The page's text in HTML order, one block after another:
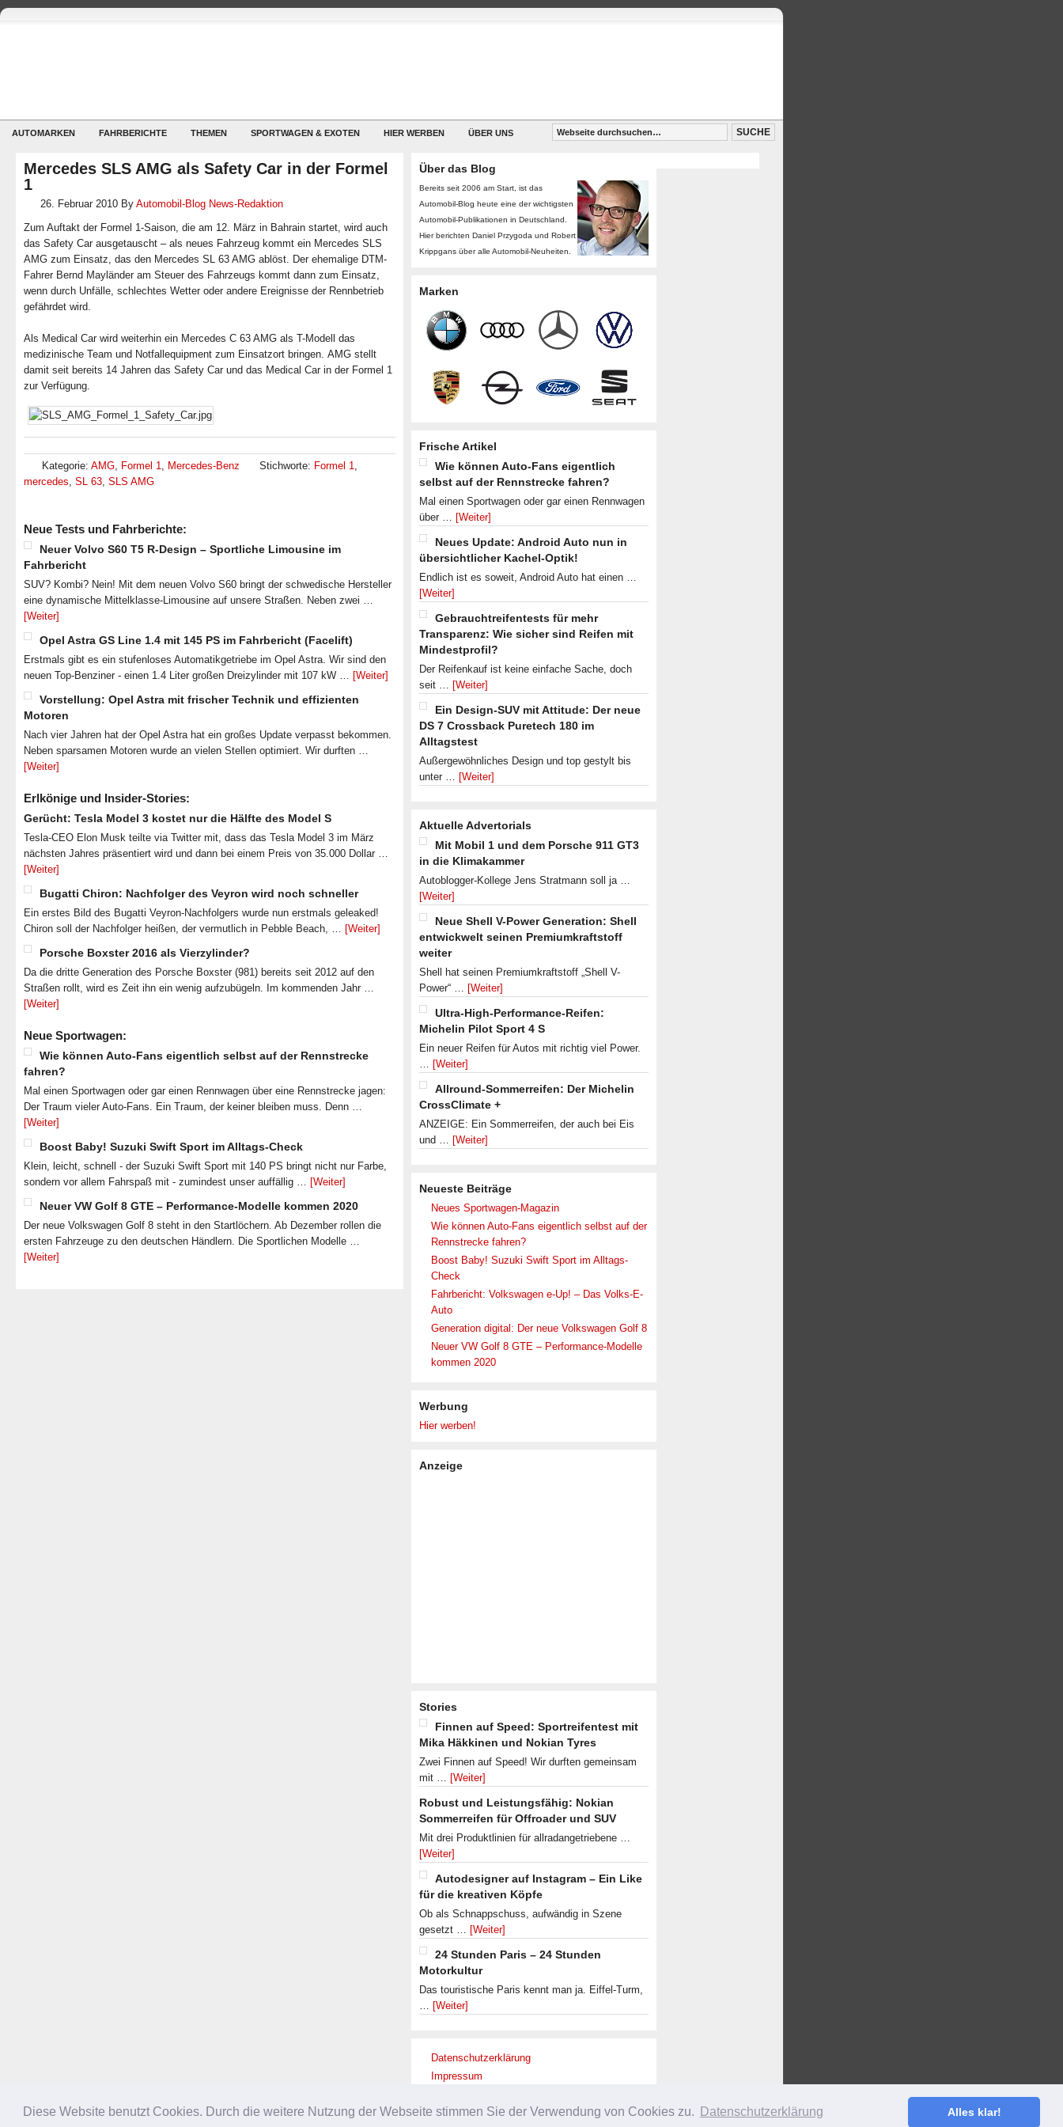
Diese Website benutzt Cookies. Durch die weitere Nutzung der Webseite stimmen Sie der Verwendung von Cookies zu. Datenschutzerklärung Alles klar!
AUTOMARKEN FAHRBERICHTE THEMEN SPORTWAGEN & EXOTEN HIER WERBEN ÜBER UNS
Mercedes SLS AMG als Safety Car in der Formel
1
26. Februar 2010 By Automobil-Blog News-Redaktion
Zum Auftakt der Formel 1-Saison, die am 12. März in Bahrain startet, wird auch
das Safety Car ausgetauscht – als neues Fahrzeug kommt ein Mercedes SLS
AMG zum Einsatz, das den Mercedes SL 63 AMG ablöst. Der ehemalige DTM-
Fahrer Bernd Mayländer am Steuer des Fahrzeugs kommt dann zum Einsatz,
wenn durch Unfälle, schlechtes Wetter oder andere Ereignisse der Rennbetrieb
gefährdet wird.
Als Medical Car wird weiterhin ein Mercedes C 63 AMG als T-Modell das
medizinische Team und Notfallequipment zum Einsatzort bringen. AMG stellt
damit seit bereits 14 Jahren das Safety Car und das Medical Car in der Formel 1
zur Verfügung.
Kategorie: AMG, Formel 1, Mercedes-Benz Stichworte: Formel 1,
mercedes, SL 63, SLS AMG
Neue Tests und Fahrberichte:
Neuer Volvo S60 T5 R-Design – Sportliche Limousine im
Fahrbericht
SUV? Kombi? Nein! Mit dem neuen Volvo S60 bringt der schwedische Hersteller
eine dynamische Mittelklasse-Limousine auf unsere Straßen. Neben zwei …
[Weiter]
Opel Astra GS Line 1.4 mit 145 PS im Fahrbericht (Facelift)
Erstmals gibt es ein stufenloses Automatikgetriebe im Opel Astra. Wir sind den
neuen Top-Benziner - einen 1.4 Liter großen Dreizylinder mit 107 kW … [Weiter]
Vorstellung: Opel Astra mit frischer Technik und effizienten
Motoren
Nach vier Jahren hat der Opel Astra hat ein großes Update verpasst bekommen.
Neben sparsamen Motoren wurde an vielen Stellen optimiert. Wir durften …
[Weiter]
Erlkönige und Insider-Stories:
Gerücht: Tesla Model 3 kostet nur die Hälfte des Model S
Tesla-CEO Elon Musk teilte via Twitter mit, dass das Tesla Model 3 im März
nächsten Jahres präsentiert wird und dann bei einem Preis von 35.000 Dollar …
[Weiter]
Bugatti Chiron: Nachfolger des Veyron wird noch schneller
Ein erstes Bild des Bugatti Veyron-Nachfolgers wurde nun erstmals geleaked!
Chiron soll der Nachfolger heißen, der vermutlich in Pebble Beach, … [Weiter]
Porsche Boxster 2016 als Vierzylinder?
Da die dritte Generation des Porsche Boxster (981) bereits seit 2012 auf den
Straßen rollt, wird es Zeit ihn ein wenig aufzubügeln. Im kommenden Jahr …
[Weiter]
Neue Sportwagen:
Wie können Auto-Fans eigentlich selbst auf der Rennstrecke
fahren?
Mal einen Sportwagen oder gar einen Rennwagen über eine Rennstrecke jagen:
Der Traum vieler Auto-Fans. Ein Traum, der keiner bleiben muss. Denn …
[Weiter]
Boost Baby! Suzuki Swift Sport im Alltags-Check
Klein, leicht, schnell - der Suzuki Swift Sport mit 140 PS bringt nicht nur Farbe,
sondern vor allem Fahrspaß mit - zumindest unser auffällig … [Weiter]
Neuer VW Golf 8 GTE – Performance-Modelle kommen 2020
Der neue Volkswagen Golf 8 steht in den Startlöchern. Ab Dezember rollen die
ersten Fahrzeuge zu den deutschen Händlern. Die Sportlichen Modelle …
[Weiter]
Über das Blog
Bereits seit 2006 am Start, ist das
Automobil-Blog heute eine der wichtigsten
Automobil-Publikationen in Deutschland.
Hier berichten Daniel Przygoda und Robert
Krippgans über alle Automobil-Neuheiten.
Marken
Frische Artikel
Wie können Auto-Fans eigentlich
selbst auf der Rennstrecke fahren?
Mal einen Sportwagen oder gar einen Rennwagen
über … [Weiter]
Neues Update: Android Auto nun in
übersichtlicher Kachel-Optik!
Endlich ist es soweit, Android Auto hat einen …
[Weiter]
Gebrauchtreifentests für mehr
Transparenz: Wie sicher sind Reifen mit
Mindestprofil?
Der Reifenkauf ist keine einfache Sache, doch
seit … [Weiter]
Ein Design-SUV mit Attitude: Der neue
DS 7 Crossback Puretech 180 im
Alltagstest
Außergewöhnliches Design und top gestylt bis
unter … [Weiter]
Aktuelle Advertorials
Mit Mobil 1 und dem Porsche 911 GT3
in die Klimakammer
Autoblogger-Kollege Jens Stratmann soll ja …
[Weiter]
Neue Shell V-Power Generation: Shell
entwickwelt seinen Premiumkraftstoff
weiter
Shell hat seinen Premiumkraftstoff „Shell V-
Power“ … [Weiter]
Ultra-High-Performance-Reifen:
Michelin Pilot Sport 4 S
Ein neuer Reifen für Autos mit richtig viel Power.
… [Weiter]
Allround-Sommerreifen: Der Michelin
CrossClimate +
ANZEIGE: Ein Sommerreifen, der auch bei Eis
und … [Weiter]
Neueste Beiträge
Neues Sportwagen-Magazin
Wie können Auto-Fans eigentlich selbst auf der
Rennstrecke fahren?
Boost Baby! Suzuki Swift Sport im Alltags-
Check
Fahrbericht: Volkswagen e-Up! – Das Volks-E-
Auto
Generation digital: Der neue Volkswagen Golf 8
Neuer VW Golf 8 GTE – Performance-Modelle
kommen 2020
Werbung
Hier werben!
Anzeige
Stories
Finnen auf Speed: Sportreifentest mit
Mika Häkkinen und Nokian Tyres
Zwei Finnen auf Speed! Wir durften gemeinsam
mit … [Weiter]
Robust und Leistungsfähig: Nokian
Sommerreifen für Offroader und SUV
Mit drei Produktlinien für allradangetriebene …
[Weiter]
Autodesigner auf Instagram – Ein Like
für die kreativen Köpfe
Ob als Schnappschuss, aufwändig in Szene
gesetzt … [Weiter]
24 Stunden Paris – 24 Stunden
Motorkultur
Das touristische Paris kennt man ja. Eiffel-Turm,
… [Weiter]
Datenschutzerklärung
Impressum
NACH OBEN URHEBERRECHT © 2026 ·SLEEK THEME ONGENESIS FRAMEWORK ·WORDPRESS·ANMELDEN